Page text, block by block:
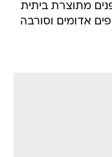
מתוצרת ביתית
אדומים וסורבה